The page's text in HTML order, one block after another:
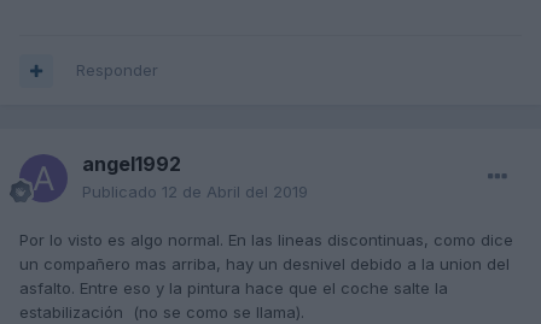
Responder
angel1992
Publicado 12 de Abril del 2019
Por lo visto es algo normal. En las lineas discontinuas, como dice
un compañero mas arriba, hay un desnivel debido a la union del
asfalto. Entre eso y la pintura hace que el coche salte la
estabilización (no se como se llama).